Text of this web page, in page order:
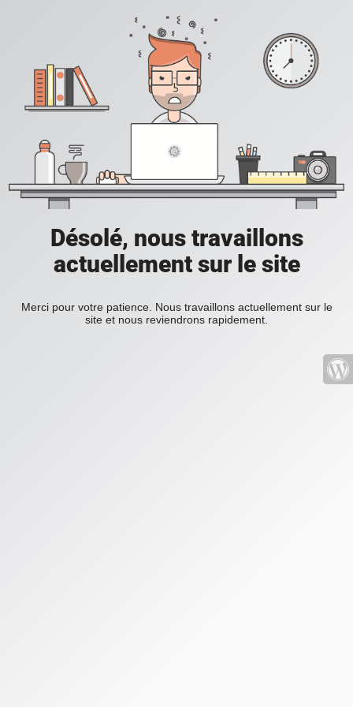
Désolé, nous travaillons
actuellement sur le site
Merci pour votre patience. Nous travaillons actuellement sur le
site et nous reviendrons rapidement.